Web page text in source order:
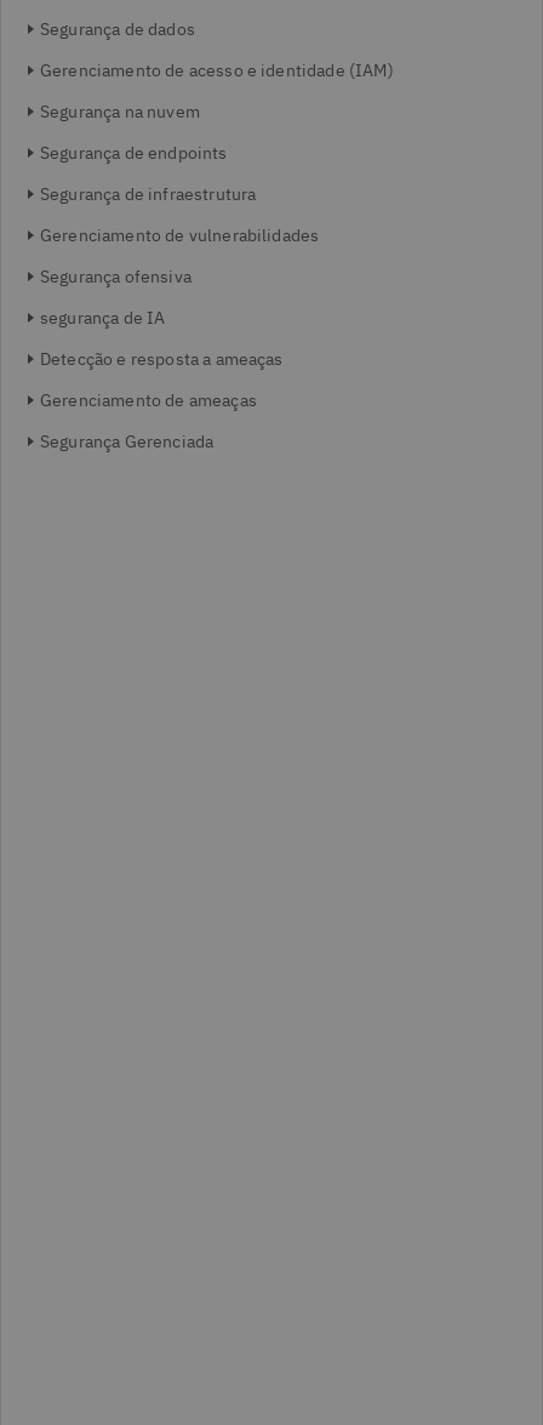
Segurança de dados
Gerenciamento de acesso e identidade (IAM)
Segurança na nuvem
Segurança de endpoints
Segurança de infraestrutura
Gerenciamento de vulnerabilidades
Segurança ofensiva
segurança de IA
Detecção e resposta a ameaças
Gerenciamento de ameaças
Segurança Gerenciada